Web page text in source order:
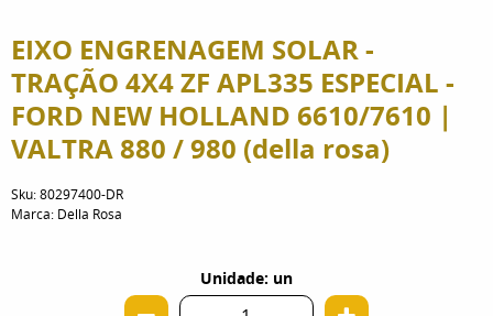
EIXO ENGRENAGEM SOLAR -
TRAÇÃO 4X4 ZF APL335 ESPECIAL -
FORD NEW HOLLAND 6610/7610 |
VALTRA 880 / 980 (della rosa)
Sku:80297400-DR
Marca: Della Rosa
Unidade: un